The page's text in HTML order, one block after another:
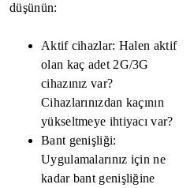
düşünün:
Aktif cihazlar: Halen aktif
olan kaç adet 2G/3G
cihazınız var?
Cihazlarınızdan kaçının
yükseltmeye ihtiyacı var?
Bant genişliği:
Uygulamalarınız için ne
kadar bant genişliğine